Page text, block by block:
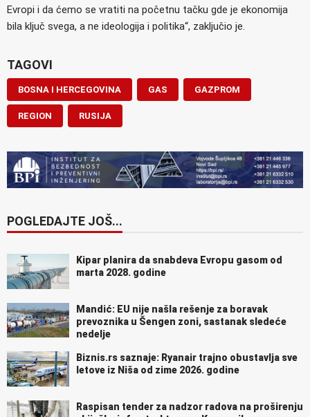
Evropi i da ćemo se vratiti na početnu tačku gde je ekonomija
bila ključ svega, a ne ideologija i politika“, zaključio je.
TAGOVI
BOSNA I HERCEGOVINA GAS GAZPROM
REGION RUSIJA
POGLEDAJTE JOŠ...
Kipar planira da snabdeva Evropu gasom od
marta 2028. godine
Mandić: EU nije našla rešenje za boravak
prevoznika u Šengen zoni, sastanak sledeće
nedelje
Biznis.rs saznaje: Ryanair trajno obustavlja sve
letove iz Niša od zime 2026. godine
Raspisan tender za nadzor radova na proširenju